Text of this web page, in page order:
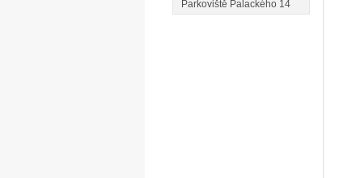
Parkoviště Palackého 14